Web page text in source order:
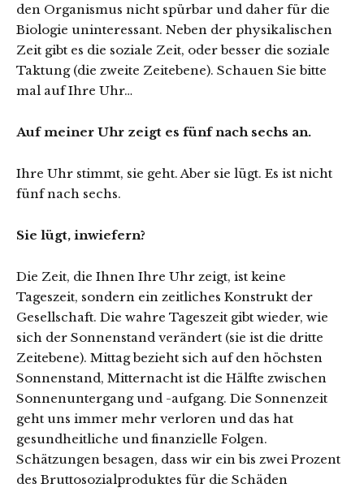
den Organismus nicht spürbar und daher für die
Biologie uninteressant. Neben der physikalischen
Zeit gibt es die soziale Zeit, oder besser die soziale
Taktung (die zweite Zeitebene). Schauen Sie bitte
mal auf Ihre Uhr…
Auf meiner Uhr zeigt es fünf nach sechs an.
Ihre Uhr stimmt, sie geht. Aber sie lügt. Es ist nicht
fünf nach sechs.
Sie lügt, inwiefern?
Die Zeit, die Ihnen Ihre Uhr zeigt, ist keine
Tageszeit, sondern ein zeitliches Konstrukt der
Gesellschaft. Die wahre Tageszeit gibt wieder, wie
sich der Sonnenstand verändert (sie ist die dritte
Zeitebene). Mittag bezieht sich auf den höchsten
Sonnenstand, Mitternacht ist die Hälfte zwischen
Sonnenuntergang und -aufgang. Die Sonnenzeit
geht uns immer mehr verloren und das hat
gesundheitliche und finanzielle Folgen.
Schätzungen besagen, dass wir ein bis zwei Prozent
des Bruttosozialproduktes für die Schäden